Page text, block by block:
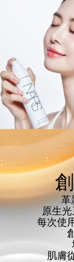
革
原生光
每次使
肌膚